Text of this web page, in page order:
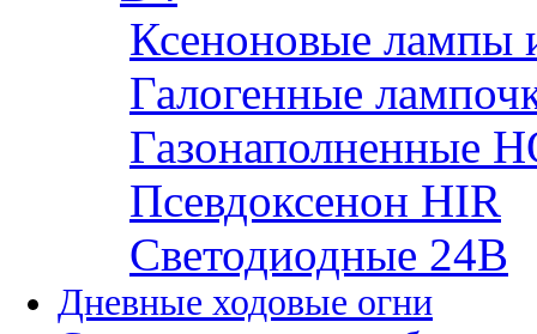
Ксеноновые лампы
Галогенные
Газонаполненные
Псевдоксенон HIR
Cветодиодные 24B
Дневные ходовые огни